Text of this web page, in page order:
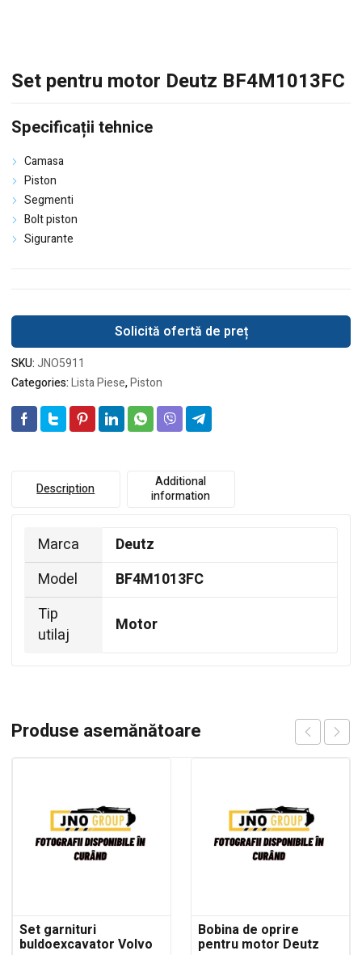
Set pentru motor Deutz BF4M1013FC
Specificații tehnice
Camasa
Piston
Segmenti
Bolt piston
Sigurante
Solicită ofertă de preț
SKU:JNO5911
Categories:Lista Piese,Piston
Description
Additional
information
Marca
Deutz
Model
BF4M1013FC
Tip
utilaj
Motor
Produse asemănătoare
Set garnituri
buldoexcavator Volvo
Bobina de oprire
pentru motor Deutz